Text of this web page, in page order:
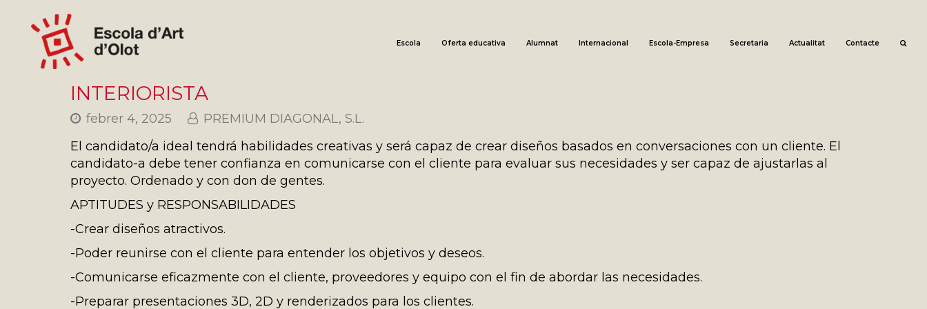
Escola Oferta educativa Alumnat Internacional Escola-Empresa Secretaria Actualitat Contacte
INTERIORISTA
febrer 4, 2025
PREMIUM DIAGONAL, S.L.
El candidato/a ideal tendrá habilidades creativas y será capaz de crear diseños basados en conversaciones con un cliente. El
candidato-a debe tener confianza en comunicarse con el cliente para evaluar sus necesidades y ser capaz de ajustarlas al
proyecto. Ordenado y con don de gentes.
APTITUDES y RESPONSABILIDADES
-Crear diseños atractivos.
-Poder reunirse con el cliente para entender los objetivos y deseos.
-Comunicarse eficazmente con el cliente, proveedores y equipo con el fin de abordar las necesidades.
-Preparar presentaciones 3D, 2D y renderizados para los clientes.